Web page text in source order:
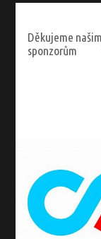
Děkujeme našim
sponzorům